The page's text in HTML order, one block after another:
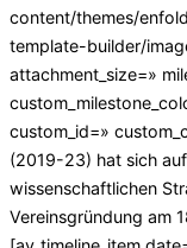
content/themes/
template-builder/
attachment_size=»
custom_id=»
(2019-23) hat sich
wissenschaftlichen
Vereinsgründung am